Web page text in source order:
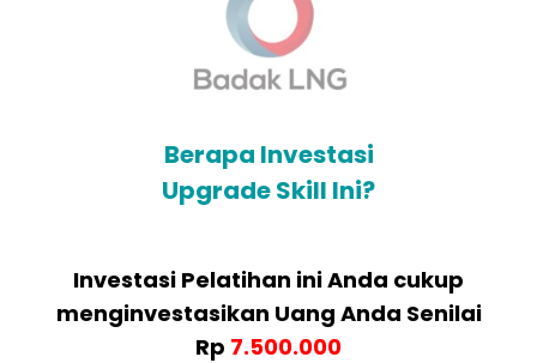
Berapa Investasi
Upgrade Skill Ini?
Investasi Pelatihan ini Anda cukup
menginvestasikan Uang Anda Senilai
Rp 7.500.000